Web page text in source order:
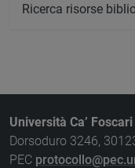
Ricerca risorse
Università Ca’ Foscari
Dorsoduro 3246,
PEC